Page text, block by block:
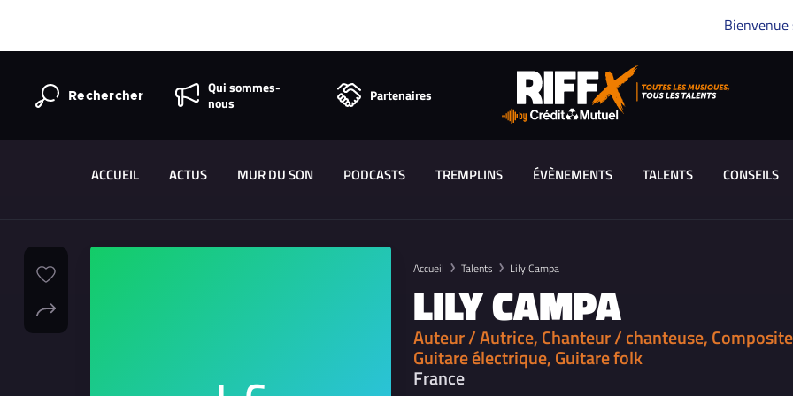
Bienvenue
Rechercher
Qui sommes-
nous
Partenaires
ACCUEIL ACTUS MUR DU SON PODCASTS TREMPLINS ÉVÈNEMENTS TALENTS CONSEILS
Accueil Talents Lily Campa
LILY CAMPA
Auteur / Autrice, Chanteur / chanteuse,
Guitare électrique, Guitare folk
France